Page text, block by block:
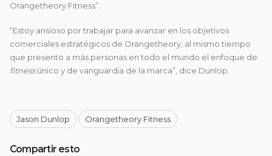
Orangetheory Fitness”.
“Estoy ansioso por trabajar para avanzar en los objetivos
comerciales estratégicos de Orangetheory, al mismo tiempo
que presento a más personas en todo el mundo el enfoque de
fitnessúnico y de vanguardia de la marca”, dice Dunlop.
Jason Dunlop Orangetheory Fitness
Compartir esto